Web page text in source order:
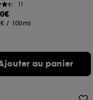
11
/ 100ml
au panier